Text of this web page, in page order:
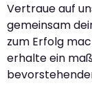
Vertraue auf
gemeinsam
zum Erfolg
erhalte ein